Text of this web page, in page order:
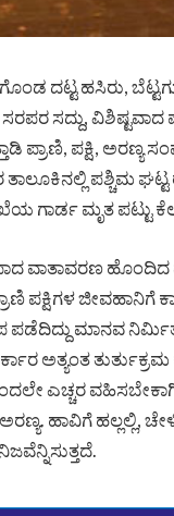
ದಟ್ಟ ಹಸಿರು,
ಸದ್ದು, ವಿಶಿಷ್ಟವಾದ
ಪ್ರಾಣಿ, ಪಕ್ಷಿ,
ಪಶ್ಚಿಮ ಘಟ್ಟ
ಗಾರ್ಡ ಮೃತ ಪಟ್ಟು
ವಾತಾವರಣ
ಪಕ್ಷಿಗಳ ಜೀವಹಾನಿಗೆ
ಮಾನವ ನಿರ್ಮಿತ
ಅತ್ಯಂತ
ಎಚ್ಚರ
ಹಾವಿಗೆ ಹಲ್ಲಲ್ಲಿ,